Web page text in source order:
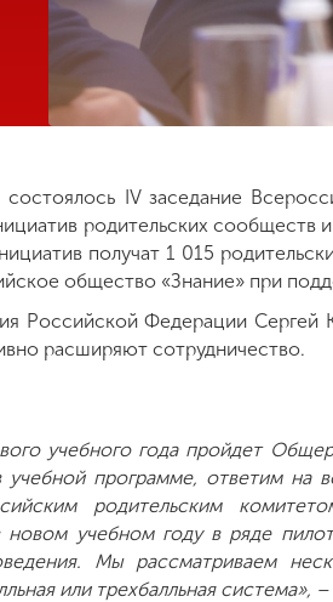
IV заседание
родительских
получат 1 015
общество «Знание» при
Российской Федерации Сергей
расширяют сотрудничество.
учебного года пройдет
программе, ответим на
родительским
учебном году в ряде
Мы рассматриваем
или трехбалльная система»,